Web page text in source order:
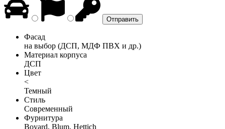
Фасад
на выбор (ДСП, МДФ ПВХ и др.)
Материал корпуса
ДСП
Цвет
<
Темный
Стиль
Современный
Фурнитура
Boyard, Blum, Hettich